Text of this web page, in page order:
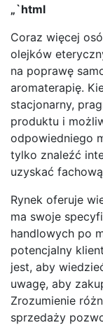
„`html
Coraz więcej
olejków
na poprawę
aromaterapię.
stacjonarny,
produktu i
odpowiedniego
tylko znaleźć
uzyskać
Rynek oferuje
ma swoje
handlowych po
potencjalny
jest, aby
uwagę, aby
Zrozumienie
sprzedaży